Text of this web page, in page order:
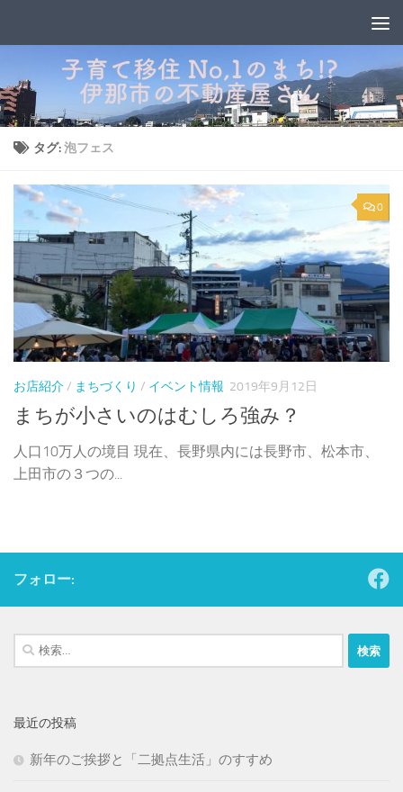
タグ:泡フェス
0
お店紹介/ まちづくり / イベント情報 2019年9月12日
まちが小さいのはむしろ強み？
人口10万人の境目 現在、長野県内には長野市、松本市、
上田市の３つの...
フォロー:
検
索:
最近の投稿
新年のご挨拶と「二拠点生活」のすすめ